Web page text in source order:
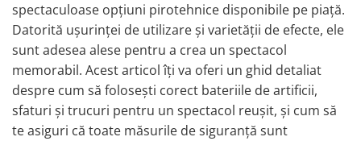
spectaculoase opțiuni pirotehnice disponibile pe piață.
Datorită ușurinței de utilizare și varietății de efecte, ele
sunt adesea alese pentru a crea un spectacol
memorabil. Acest articol îți va oferi un ghid detaliat
despre cum să folosești corect bateriile de artificii,
sfaturi și trucuri pentru un spectacol reușit, și cum să
te asiguri că toate măsurile de siguranță sunt